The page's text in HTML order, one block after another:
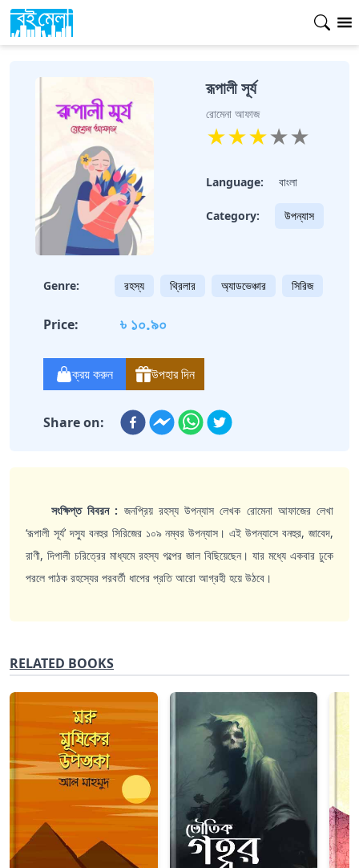
রূপালী সূর্য
রোমেনা আফাজ
★★★★★
Language: বাংলা
Category: উপন্যাস
Genre: রহস্য থ্রিলার অ্যাডভেঞ্চার সিরিজ
Price: ৳ ১০.৯০
ক্রয় করুন উপহার দিন
Share on:
সংক্ষিপ্ত বিবরন : জনপ্রিয় রহস্য উপন্যাস লেখক রোমেনা আফাজের লেখা
‘রূপালী সূর্য’ দস্যু বনহুর সিরিজের ১০৯ নম্বর উপন্যাস। এই উপন্যাসে বনহুর, জাবেদ,
রাণী, দিপালী চরিত্রের মাধ্যমে রহস্য গল্পের জাল বিছিয়েছেন। যার মধ্যে একবার ঢুকে
পরলে পাঠক রহস্যের পরবর্তী ধাপের প্রতি আরো আগ্রহী হয়ে উঠবে।
RELATED BOOKS